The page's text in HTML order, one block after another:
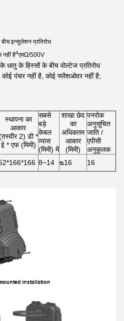
इन्सुलेशन प्रतिरोध
है4एमΩ/500V
के हिस्सों के बीच वोल्टेज प्रतिरोध
पंचर नहीं है, कोई फ्लैशओवर नहीं है;
स्थापना का
आकार
2) डी *
ई * एफ (मिमी)
सबसे
बड़े
केबल
व्यास
(मिमी) में
शाखा छेद
का
अधिकतम
आकार
(मिमी)
पनरोक
अनुसूचित
जाति /
एपीसी
अनुकूलक
8~14 ᴓ16 16